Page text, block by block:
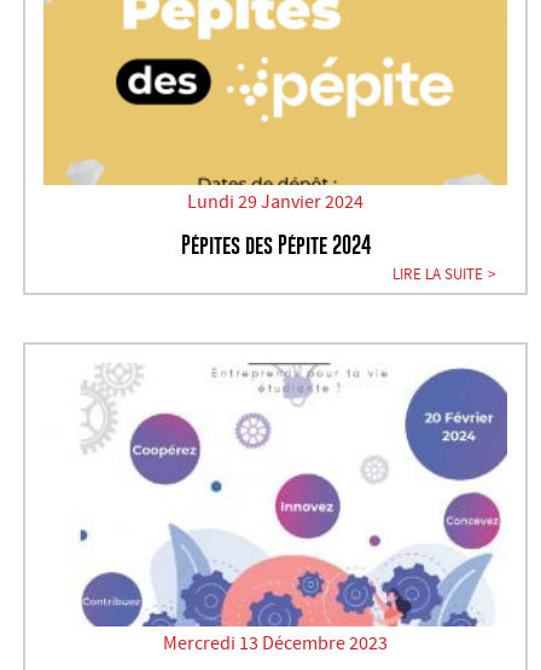
Lundi 29 Janvier 2024
Pépites des Pépite 2024
LIRE LA SUITE
Mercredi 13 Décembre 2023